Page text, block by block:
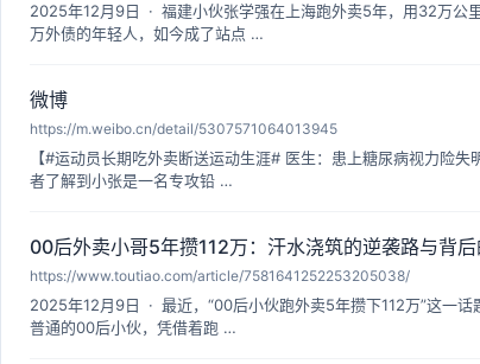
2025年12月9日 · 福建小伙张学强在上海跑外卖5年，用32万公
万外债的年轻人，如今成了站点 …
微博
https://m.weibo.cn/detail/5307571064013945
【#运动员长期吃外卖断送运动生涯# 医生：患上糖尿病视力险
者了解到小张是一名专攻铅 …
00后外卖小哥5年攒112万：汗水浇筑的逆袭路与背
https://www.toutiao.com/article/7581641252253205038/
2025年12月9日 · 最近，“00后小伙跑外卖5年攒下112万”这一
普通的00后小伙，凭借着跑 …